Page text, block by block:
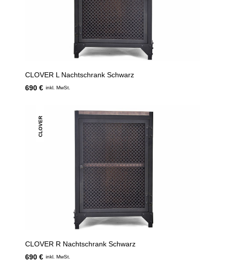
CLOVER L Nachtschrank Schwarz
690 € inkl. MwSt.
CLOVER
CLOVER R Nachtschrank Schwarz
690 € inkl. MwSt.